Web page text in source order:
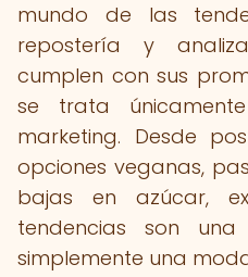
mundo de las
repostería y
cumplen con sus
se trata
marketing. Desde
opciones veganas,
bajas en azúcar,
tendencias son
simplemente una